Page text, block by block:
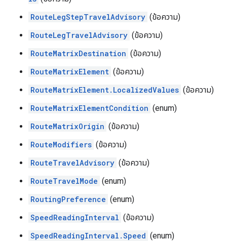
RouteLegStepTravelAdvisory (ข้อความ)
RouteLegTravelAdvisory (ข้อความ)
RouteMatrixDestination (ข้อความ)
RouteMatrixElement (ข้อความ)
RouteMatrixElement.LocalizedValues (ข้อความ)
RouteMatrixElementCondition (enum)
RouteMatrixOrigin (ข้อความ)
RouteModifiers (ข้อความ)
RouteTravelAdvisory (ข้อความ)
RouteTravelMode (enum)
RoutingPreference (enum)
SpeedReadingInterval (ข้อความ)
SpeedReadingInterval.Speed (enum)